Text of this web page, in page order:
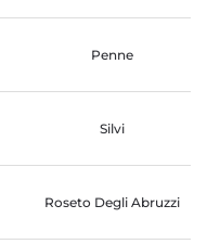
Penne
Silvi
Roseto Degli Abruzzi